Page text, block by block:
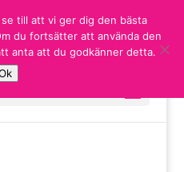
till att vi ger dig den bästa
du fortsätter att använda den
anta att du godkänner detta.